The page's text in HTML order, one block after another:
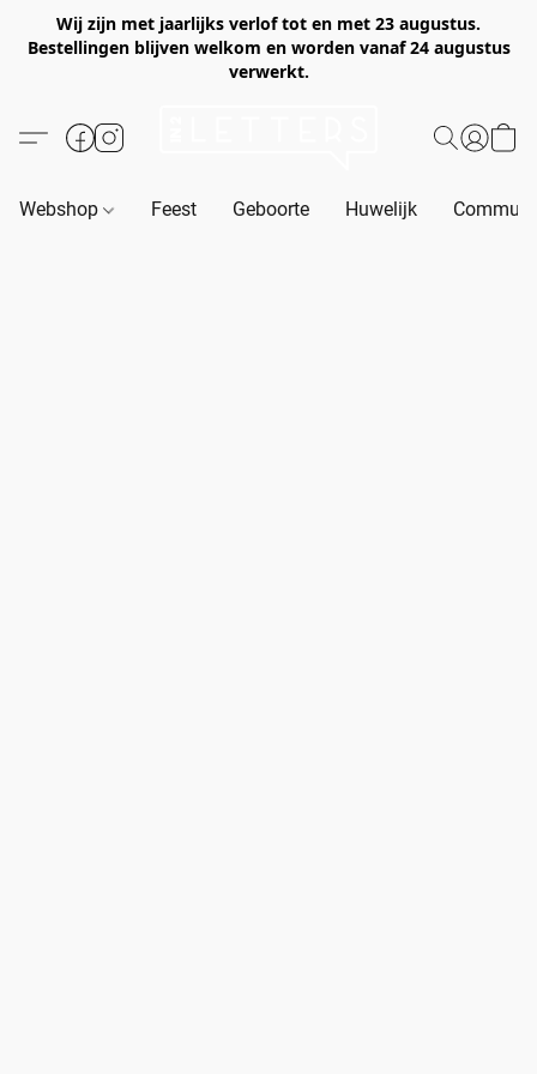
Wij zijn met jaarlijks verlof tot en met 23 augustus.
Bestellingen blijven welkom en worden vanaf 24 augustus
verwerkt.
Webshop Feest Geboorte Huwelijk